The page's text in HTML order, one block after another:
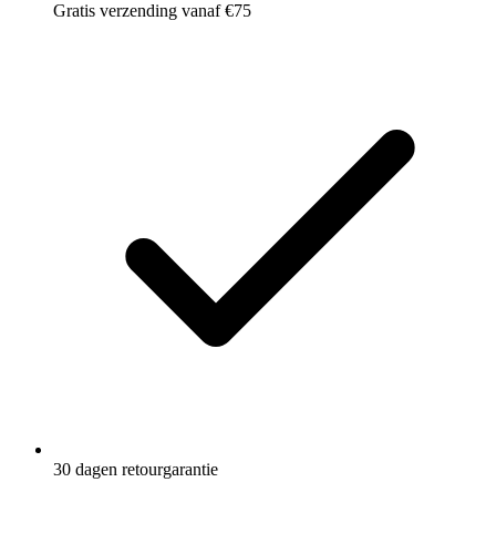
Gratis verzending vanaf €75
30 dagen retourgarantie